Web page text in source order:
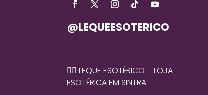
@LEQUEESOTERICO
🧙‍♀️ LEQUE ESOTÉRICO – LOJA
ESOTÉRICA EM SINTRA